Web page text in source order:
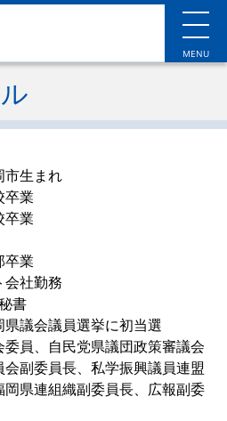
MENU
市生まれ
卒業
卒業
卒業
会社勤務
書
議会議員選挙に初当選
員、自民党県議団政策審議会
副委員長、私学振興議員連盟
県連組織副委員長、広報副委